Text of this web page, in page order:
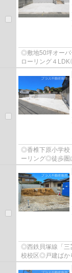
◎敷地50坪オー
ローリング４
◎香椎下原小学校
ーリング◎徒歩
◎西鉄貝塚線「
校校区◎戸建ば